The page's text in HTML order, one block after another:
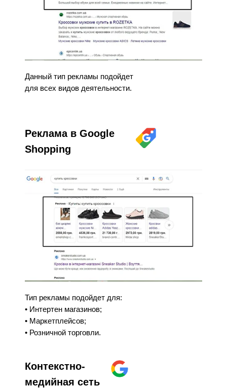
Данный тип рекламы подойдет
для всех видов деятельности.
Реклама в Google
Shopping
Тип рекламы подойдет для:
• Интертен магазинов;
• Маркетплейсов;
• Розничной торговли.
Контекстно-
медийная сеть